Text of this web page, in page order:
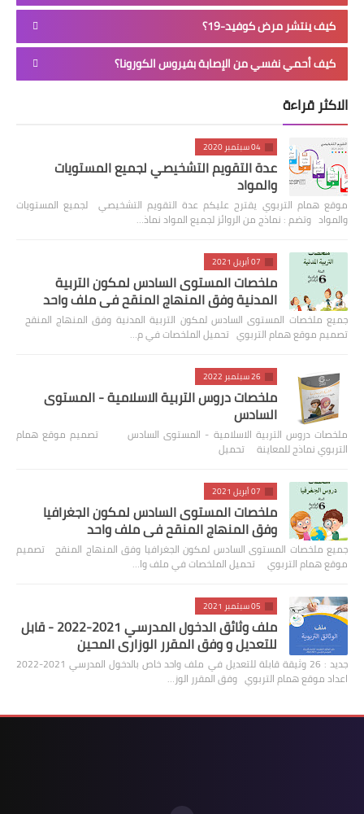
كيف ينتشر مرض كوفيد-19؟
كيف أحمي نفسي من الإصابة بفيروس الكورونا؟
الاكثر قراءة
04 سبتمبر 2020
عدة التقويم التشخيصي لجميع المستويات
والمواد
موقع همام التربوي يقترح عليكم عدة التقويم التشخيصي لجميع المستويات
والمواد وتضم : نماذج من الروائز لجميع المواد نماذ…
07 أبريل 2021
ملخصات المستوى السادس لمكون التربية
المدنية وفق المنهاج المنقح في ملف واحد
جميع ملخصات المستوى السادس لمكون التربية المدنية وفق المنهاج المنقح
تصميم موقع همام التربوي تحميل الملخصات في م…
26 سبتمبر 2022
ملخصات دروس التربية الاسلامية - المستوى
السادس
ملخصات دروس التربية الاسلامية - المستوى السادس تصميم موقع همام
التربوي نماذج للمعاينة تحميل
07 أبريل 2021
ملخصات المستوى السادس لمكون الجغرافيا
وفق المنهاج المنقح في ملف واحد
جميع ملخصات المستوى السادس لمكون الجغرافيا وفق المنهاج المنقح تصميم
موقع همام التربوي تحميل الملخصات في ملف وا…
05 سبتمبر 2021
ملف وثائق الدخول المدرسي 2021-2022 - قابل
للتعديل و وفق المقرر الوزاري المحين
جديد : 26 وثيقة قابلة للتعديل في ملف واحد خاص بالدخول المدرسي 2021-2022
اعداد موقع همام التربوي وفق المقرر الوز…